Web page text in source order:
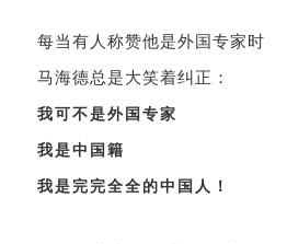
每当有人称赞他是外国专家时
马海德总是大笑着纠正：
我可不是外国专家
我是中国籍
我是完完全全的中国人！